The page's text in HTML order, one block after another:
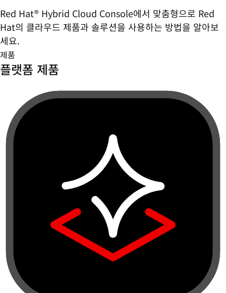
Red Hat® Hybrid Cloud Console에서 맞춤형으로 Red
Hat의 클라우드 제품과 솔루션을 사용하는 방법을 알아보
세요.
제품
플랫폼 제품